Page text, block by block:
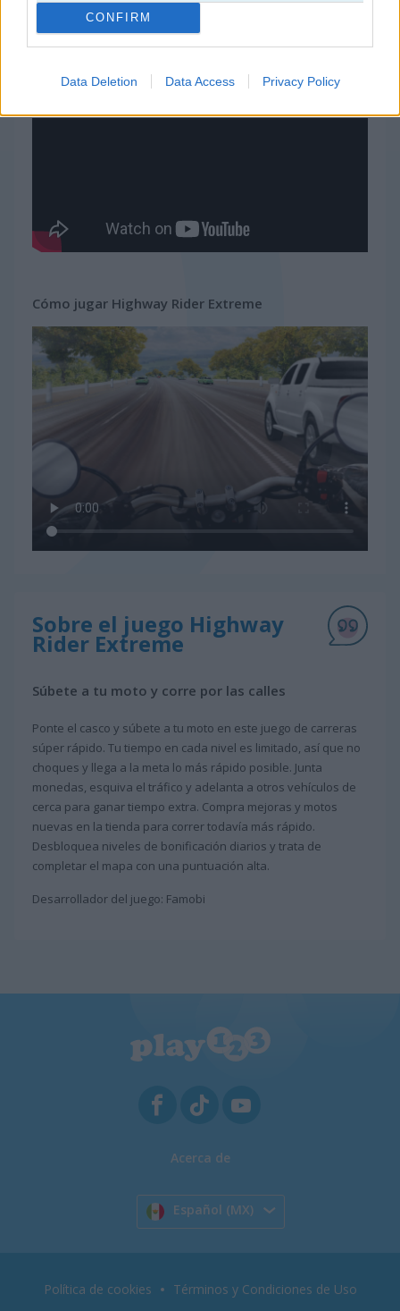
CONFIRM
Data Deletion Data Access Privacy Policy
juegos gratis juegos de carreras
Cómo jugar Highway Rider Extreme
Sobre el juego Highway
Rider Extreme
Súbete a tu moto y corre por las calles
Ponte el casco y súbete a tu moto en este juego de carreras
súper rápido. Tu tiempo en cada nivel es limitado, así que no
choques y llega a la meta lo más rápido posible. Junta
monedas, esquiva el tráfico y adelanta a otros vehículos de
cerca para ganar tiempo extra. Compra mejoras y motos
nuevas en la tienda para correr todavía más rápido.
Desbloquea niveles de bonificación diarios y trata de
completar el mapa con una puntuación alta.
Desarrollador del juego: Famobi
Acerca de
Español (MX)
Política de cookies Términos y Condiciones de Uso